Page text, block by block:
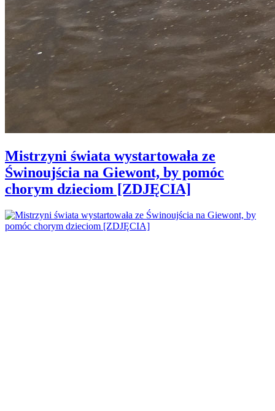
Mistrzyni świata wystartowała ze
Świnoujścia na Giewont, by pomóc
chorym dzieciom [ZDJĘCIA]